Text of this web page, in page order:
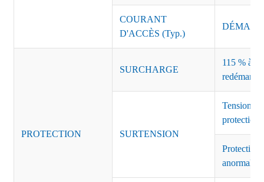
COURANT
D'ACCÈS (Typ.)
PROTECTION
SURCHARGE
115 % à
SURTENSION
Tension
protection
Protection
anormales